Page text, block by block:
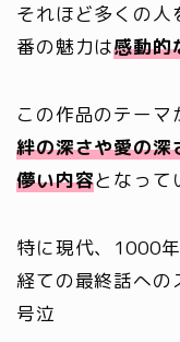
それほど多くの人
番の魅力は感動的
この作品のテーマ
絆の深さや愛の深
儚い内容となって
特に現代、1000
経ての最終話への
号泣